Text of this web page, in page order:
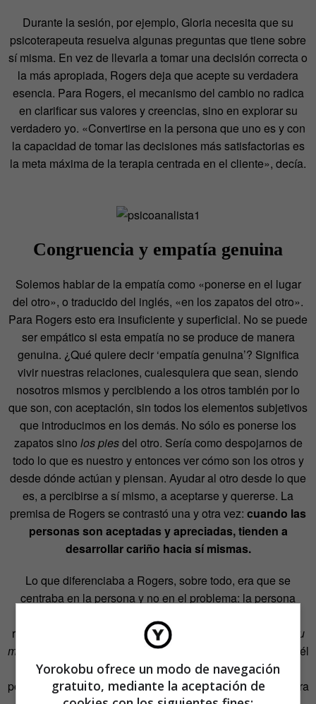
Durante la sesión, por ejemplo, Gloria necesita que su
psicoterapeuta resuelva algunas preguntas que tiene sobre
sí misma. En vez de llevarla a tomar una decisión correcta o
la más apropiada, Rogers deja que acepte su verdadera
esencia. Para Rogers, el mecanismo del cambio no radica
en clarificar sus valores y creencias, sino en explorar su
verdadero yo. «Convertirse en la persona que uno es y con
la capacidad de tomar las decisiones más satisfactorias es
la meta máxima de la terapia centrada en el cliente», decía.
Congruencia y empatía genuina
Solemos hablar de la empatía como «ponerse en el lugar
del otro», o traducido del inglés, «en los zapatos del otro».
Para Rogers esto era insuficiente y superficial. No se puede
ser empático si esta empatía no se produce de manera
genuina. ¿Qué quiere decir ‘empatía genuina’? Significa
vivir nuestras relaciones, cualesquiera que sean, siendo
nosotros mismos y percibiendo a los otros también por lo
que son, con aceptación, sin todos los elementos subjetivos
que introducimos en los demás. No sólo es ponerse los
zapatos sino los piesdel otro. Sería como despojarnos de
todo lo que es nuestro y entonces ver cómo son los otros y
desde dónde actúan y piensan. Ayudar al otro desde lo que
es, a percibirse a sí mismo, a aceptarse y quererse. La
premisa de Rogers se contrastó una y otra vez: cuando las
personas son aceptadas y apreciadas, tienden a
desarrollar cariño hacia sí mismas.
Lo que diferenciaba a Rogers, sobre todo, era que se
centraba en la persona y no en el problema: la persona
realmente importante es poner el foco en la persona, en
su
marco de referencia.
El resto del mundo desaparecía para él
—también su propia historia personal—, se dejaba llevar
por aquello que el cliente le decía: si era algo muy duro para
Yorokobu ofrece un modo de navegación
gratuito, mediante la aceptación de